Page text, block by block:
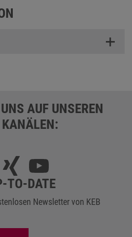
AUF UNSEREN
TO-DATE
Newsletter von KEB